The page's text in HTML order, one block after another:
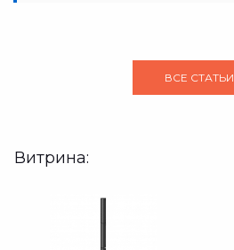
ВСЕ СТАТЬИ
Витрина: